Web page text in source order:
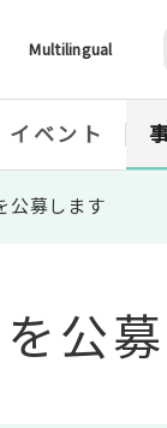
Multilingual
イベント
公募します
公